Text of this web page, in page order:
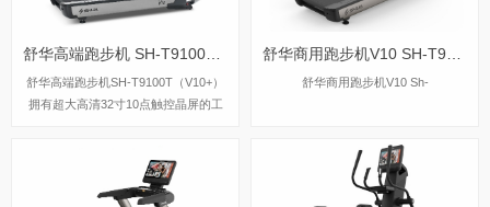
舒华高端跑步机SH-T9100T（V10+）
拥有超大高清32寸10点触控晶屏的工
线教学、专业健身模式随意切换，让您
开启科学健身。
舒华商用跑步机V10 Sh-